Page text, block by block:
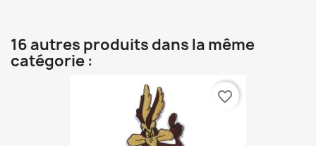
16 autres produits dans la même
catégorie :
favorite_border